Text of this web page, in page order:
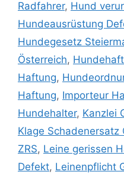
Radfahrer, Hund
Hundeausrüstung
Hundegesetz
Österreich,
Haftung,
Haftung, Importeur
Hundehalter, Kanzlei
Klage Schadenersatz
ZRS, Leine gerissen
Defekt, Leinenpflicht